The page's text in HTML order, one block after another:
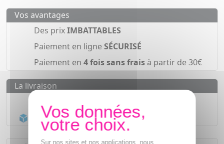
Vos avantages
Des prixIMBATTABLES
Paiement en ligneSÉCURISÉ
Paiement en 4 fois sans fraisà partir de 30€
La livraison
Acheminement Chronopost
Sur nos sites et nos applications, nous